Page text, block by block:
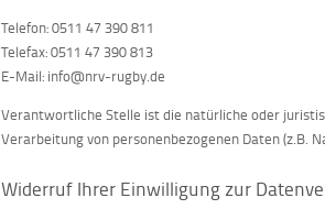
Telefon: 0511 47 390 811
Telefax: 0511 47 390 813
E-Mail: info@nrv-rugby.de
Verantwortliche Stelle ist die natürliche oder
Verarbeitung von personenbezogenen Daten (z.B.
Widerruf Ihrer Einwilligung zur